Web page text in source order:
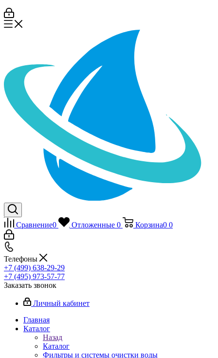
Сравнение0 Отложенные 0 Корзина0 0
Телефоны
+7 (499) 638-29-29
+7 (495) 973-57-77
Заказать звонок
Личный кабинет
Главная
Каталог
Назад
Каталог
Фильтры и системы очистки воды